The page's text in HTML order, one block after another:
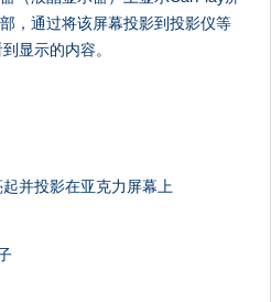
，通过将该屏幕投影到投影仪等
显示的内容。
并投影在亚克力屏幕上